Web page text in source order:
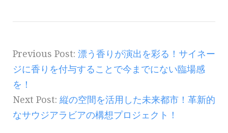
Previous Post: 漂う香りが演出を彩る！サイネー
ジに香りを付与することで今までにない臨場感
を！
Next Post: 縦の空間を活用した未来都市！革新的
なサウジアラビアの構想プロジェクト！